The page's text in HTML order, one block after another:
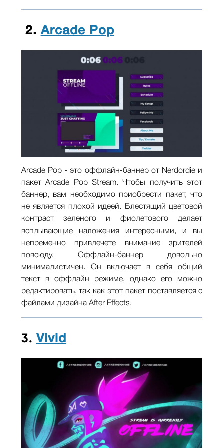
2.Arcade Pop
Arcade Pop - это оффлайн-баннер от Nerdordie и
пакет Arcade Pop Stream. Чтобы получить этот
баннер, вам необходимо приобрести пакет, что
не является плохой идеей. Блестящий цветовой
контраст зеленого и фиолетового делает
всплывающие наложения интересными, и вы
непременно привлечете внимание зрителей
повсюду. Оффлайн-баннер довольно
минималистичен. Он включает в себя общий
текст в оффлайн режиме, однако его можно
редактировать, так как этот пакет поставляется с
файлами дизайна After Effects.
3.Vivid